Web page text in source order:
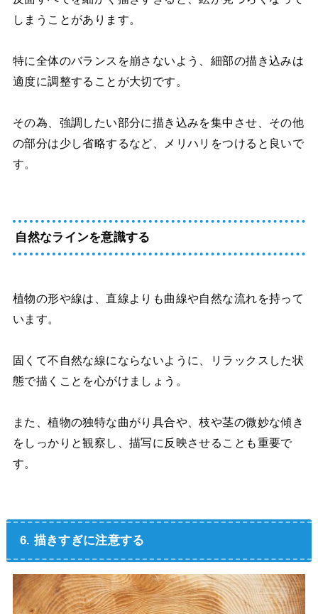
しまうことがあります。
特に全体のバランスを崩さないよう、細部の描き込みは
適度に調整することが大切です。
その為、強調したい部分に描き込みを集中させ、その他
の部分は少し省略するなど、メリハリをつけると良いで
す。
自然なラインを意識する
植物の形や線は、直線よりも曲線や自然な流れを持って
います。
固くて不自然な線にならないように、リラックスした状
態で描くことを心がけましょう。
また、植物の独特な曲がり具合や、枝や茎の微妙な傾き
をしっかりと観察し、描写に反映させることも重要で
す。
6. 描きすぎに注意する